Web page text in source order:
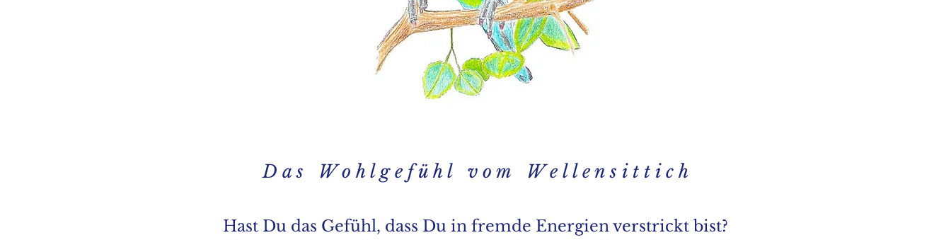
D a s W o h l g e f ü h l v o m W e l l e n s i t t i c h
Hast Du das Gefühl, dass Du in fremde Energien verstrickt bist?